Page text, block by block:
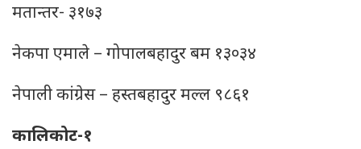
मतान्तर- ३१७३
नेकपा एमाले – गोपालबहादुर बम १३०३४
नेपाली कांग्रेस – हस्‍तबहादुर मल्‍ल ९८६१
कालिकोट-१